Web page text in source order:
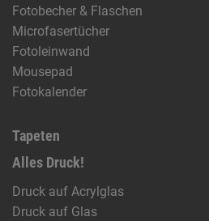
Fotobecher & Flaschen
Microfasertücher
Fotoleinwand
Mousepad
Fotokalender
Tapeten
Alles Druck!
Druck auf Acrylglas
Druck auf Glas